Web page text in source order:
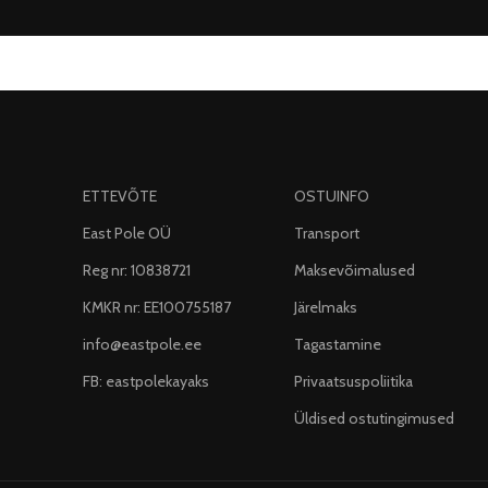
ETTEVÕTE
East Pole OÜ
Reg nr: 10838721
KMKR nr: EE100755187
info@eastpole.ee
FB: eastpolekayaks
OSTUINFO
Transport
Maksevõimalused
Järelmaks
Tagastamine
Privaatsuspoliitika
Üldised ostutingimused